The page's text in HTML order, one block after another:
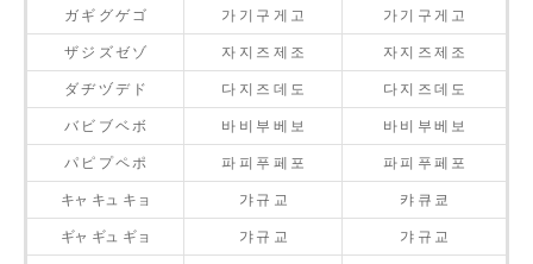
ガ ギ グ ゲ ゴ 가 기 구 게 고 가 기 구 게 고
ザ ジ ズ ゼ ゾ 자 지 즈 제 조 자 지 즈 제 조
ダ ヂ ヅ デ ド 다 지 즈 데 도 다 지 즈 데 도
バ ビ ブ ベ ボ 바 비 부 베 보 바 비 부 베 보
パ ピ プ ペ ポ 파 피 푸 페 포 파 피 푸 페 포
キャ キュ キョ 갸 규 교 캬 큐 쿄
ギャ ギュ ギョ 갸 규 교 갸 규 교